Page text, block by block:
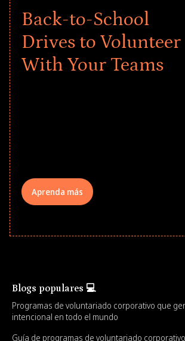
Back-to-School
Drives to Volunteer
With Your Teams
Aprenda más
Blogs populares 💻
Programas de voluntariado corporativo que
intencional en todo el mundo
Guía de programas de voluntariado corporativo